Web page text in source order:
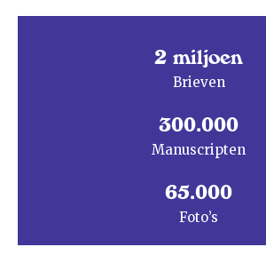
2 miljoen
Brieven
300.000
Manuscripten
65.000
Foto’s